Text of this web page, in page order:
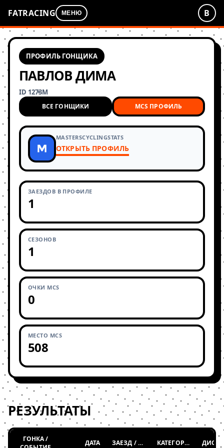
FATRACING МЕНЮ В
ПРОФИЛЬ ГОНЩИКА
ПАВЛОВ ДИМА
ID 1273М
ВСЕ ГОНЩИКИ MCS ПРОФИЛЬ
MASTERSCYCLINGSTATS
ОТКРЫТЬ ПРОФИЛЬ
ЗАЕЗДОВ В ПРОФИЛЕ
1
СЕЗОНОВ
1
ОЧКИ MCS
0
МЕСТО MCS
508
РЕЗУЛЬТАТЫ
ГОНКА /
ДАТА ЗАЕЗД / ТАБЛИЦА КАТЕГОРИЯ